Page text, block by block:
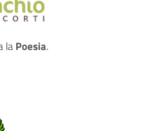
laPoesia.